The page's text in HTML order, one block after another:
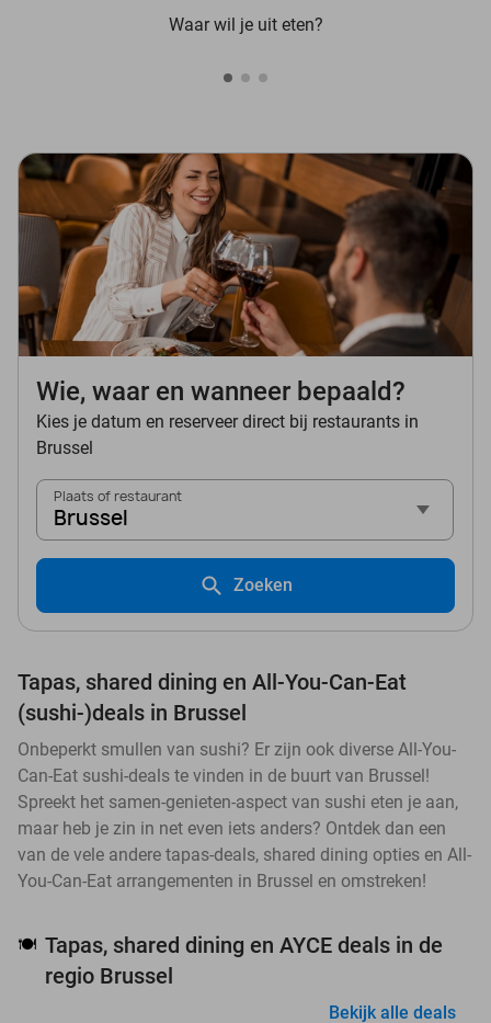
Waar wil je uit eten?
Wie, waar en wanneer bepaald?
Kies je datum en reserveer direct bij restaurants in
Brussel
Plaats of restaurant
Brussel
Zoeken
Tapas, shared dining en All-You-Can-Eat
(sushi-)deals in Brussel
Onbeperkt smullen van sushi? Er zijn ook diverse All-You-
Can-Eat sushi-deals te vinden in de buurt van Brussel!
Spreekt het samen-genieten-aspect van sushi eten je aan,
maar heb je zin in net even iets anders? Ontdek dan een
van de vele andere tapas-deals, shared dining opties en All-
You-Can-Eat arrangementen in Brussel en omstreken!
🍽️ Tapas, shared dining en AYCE deals in de
regio Brussel
Bekijk alle deals